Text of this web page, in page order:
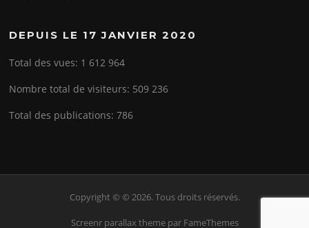
DEPUIS LE 17 JANVIER 2020
Total des vues: 1 612 964
Nombre total de visiteurs: 509 236
Total des publications:786
Copyright © © 2026. Tous droits réservés.
Screenr parallax themepar FameThemes